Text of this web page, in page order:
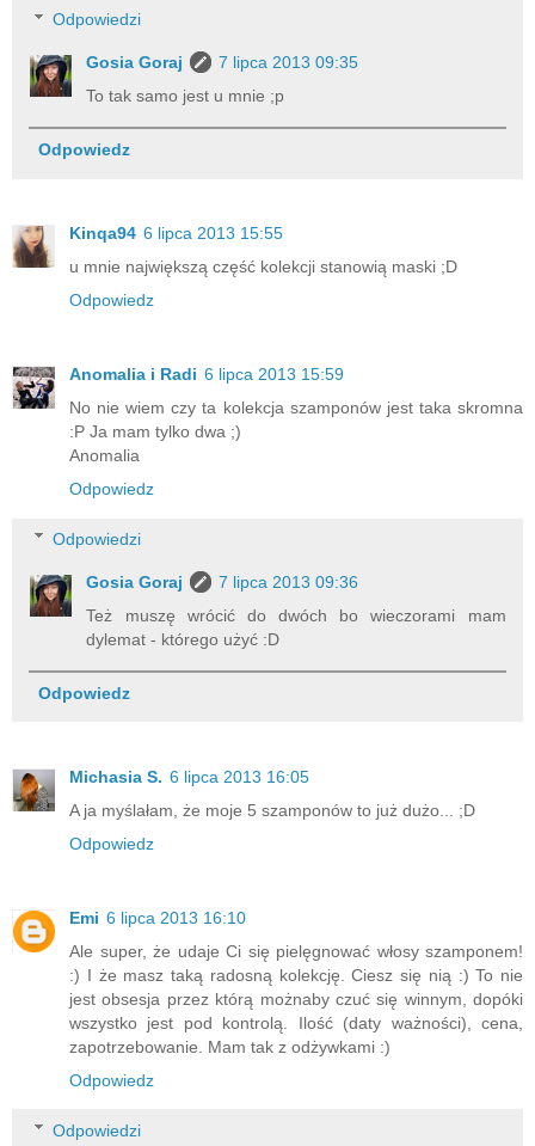
Odpowiedzi
Gosia Goraj
7 lipca 2013 09:35
To tak samo jest u mnie ;p
Odpowiedz
Kinqa94 6 lipca 2013 15:55
u mnie największą część kolekcji stanowią maski ;D
Odpowiedz
Anomalia i Radi 6 lipca 2013 15:59
No nie wiem czy ta kolekcja szamponów jest taka skromna
:P Ja mam tylko dwa ;)
Anomalia
Odpowiedz
Odpowiedzi
Gosia Goraj
7 lipca 2013 09:36
Też muszę wrócić do dwóch bo wieczorami mam
dylemat - którego użyć :D
Odpowiedz
Michasia S. 6 lipca 2013 16:05
A ja myślałam, że moje 5 szamponów to już dużo... ;D
Odpowiedz
Emi 6 lipca 2013 16:10
Ale super, że udaje Ci się pielęgnować włosy szamponem!
:) I że masz taką radosną kolekcję. Ciesz się nią :) To nie
jest obsesja przez którą możnaby czuć się winnym, dopóki
wszystko jest pod kontrolą. Ilość (daty ważności), cena,
zapotrzebowanie. Mam tak z odżywkami :)
Odpowiedz
Odpowiedzi